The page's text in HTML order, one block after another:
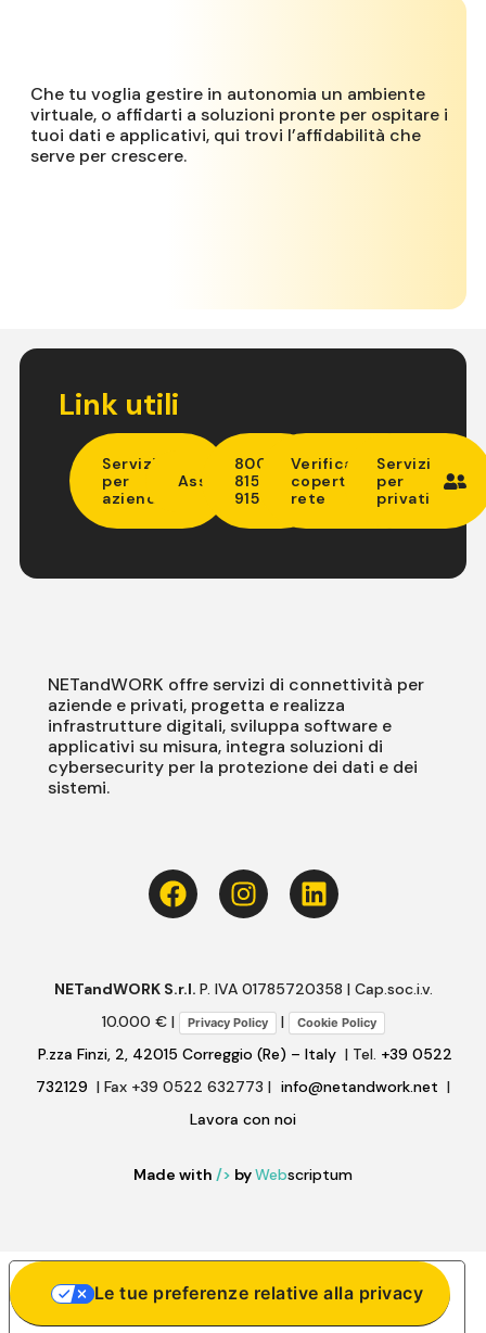
Che tu voglia gestire in autonomia un ambiente
virtuale, o affidarti a soluzioni pronte per ospitare i
tuoi dati e applicativi, qui trovi l’affidabilità che
serve per crescere.
Link utili
Servizi
per
aziende
Assistenza
800
815
915
Verifica
copertura
rete
Servizi
per
privati
NETandWORK offre servizi di connettività per
aziende e privati, progetta e realizza
infrastrutture digitali, sviluppa software e
applicativi su misura, integra soluzioni di
cybersecurity per la protezione dei dati e dei
sistemi.
NETandWORK S.r.l. P. IVA 01785720358 | Cap.soc.i.v.
10.000 € |
Privacy Policy | Cookie Policy
P.zza Finzi, 2, 42015 Correggio (Re) – Italy | Tel. +39 0522
732129 | Fax +39 0522 632773 | info@netandwork.net |
Lavora con noi
Made with /> byWebscriptum
Le tue preferenze relative alla privacy